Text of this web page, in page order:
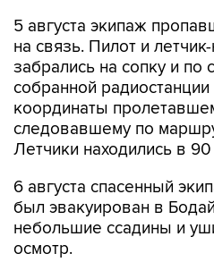
5 августа экипаж
на связь. Пилот и
забрались на сопку и по
собранной
координаты
следовавшему по
Летчики находились в
6 августа спасенный
был эвакуирован в
небольшие ссадины и
осмотр.